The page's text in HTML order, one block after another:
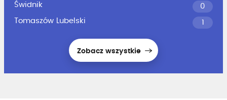
Świdnik
0
Tomaszów Lubelski
1
Zobacz wszystkie